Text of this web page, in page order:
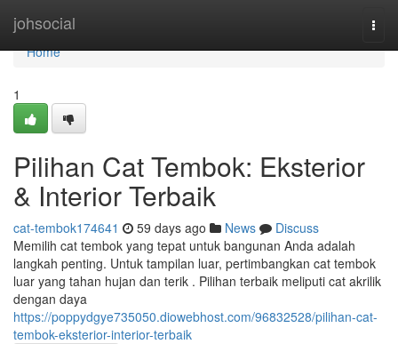
johsocial
Home
Home
1
Pilihan Cat Tembok: Eksterior
& Interior Terbaik
cat-tembok174641 59 days ago News
Discuss
Memilih cat tembok yang tepat untuk bangunan Anda adalah
langkah penting. Untuk tampilan luar, pertimbangkan cat tembok
luar yang tahan hujan dan terik . Pilihan terbaik meliputi cat akrilik
dengan daya
https://poppydgye735050.diowebhost.com/96832528/pilihan-cat-
tembok-eksterior-interior-terbaik